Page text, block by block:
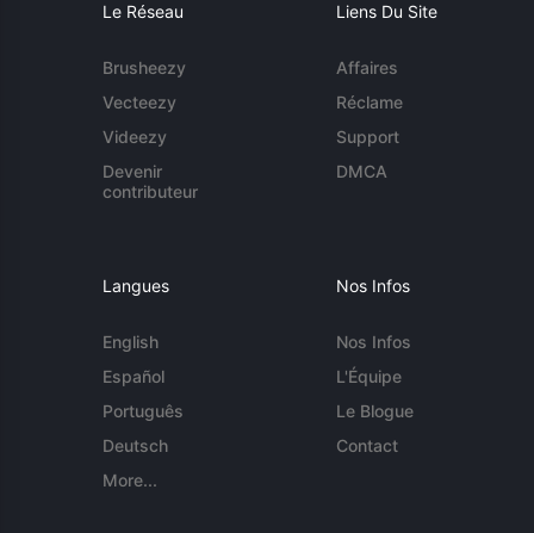
Le Réseau
Brusheezy
Vecteezy
Videezy
Devenir
contributeur
Liens Du Site
Affaires
Réclame
Support
DMCA
Langues
English
Español
Português
Deutsch
More...
Nos Infos
Nos Infos
L'Équipe
Le Blogue
Contact